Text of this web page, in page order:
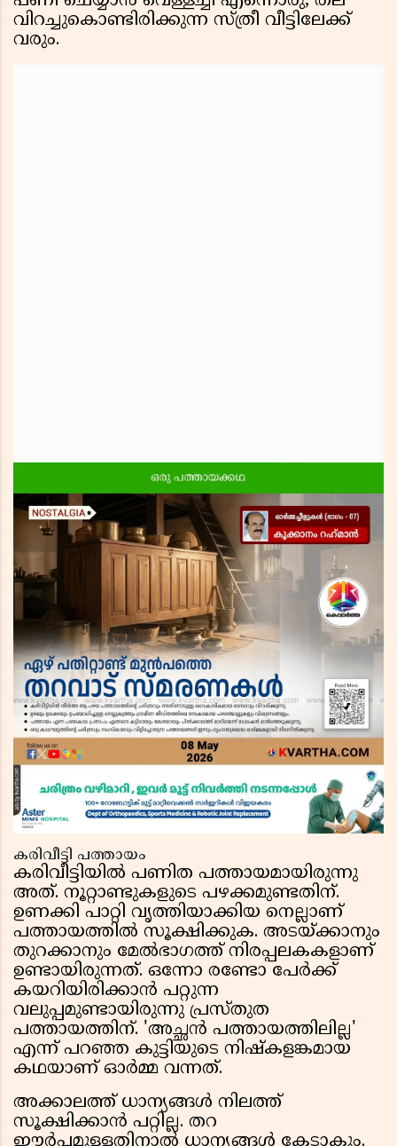
വിറച്ചുകൊണ്ടിരിക്കുന്ന സ്ത്രീ വീട്ടിലേക്ക്
വരും.
കരിവീട്ടി പത്തായം
കരിവീട്ടിയിൽ പണിത പത്തായമായിരുന്നു
അത്. നൂറ്റാണ്ടുകളുടെ പഴക്കമുണ്ടതിന്.
ഉണക്കി പാറ്റി വൃത്തിയാക്കിയ നെല്ലാണ്
പത്തായത്തിൽ സൂക്ഷിക്കുക. അടയ്ക്കാനും
തുറക്കാനും മേൽഭാഗത്ത് നിരപ്പലകകളാണ്
ഉണ്ടായിരുന്നത്. ഒന്നോ രണ്ടോ പേർക്ക്
കയറിയിരിക്കാൻ പറ്റുന്ന
വലുപ്പമുണ്ടായിരുന്നു പ്രസ്തുത
പത്തായത്തിന്. 'അച്ഛൻ പത്തായത്തിലില്ല'
എന്ന് പറഞ്ഞ കുട്ടിയുടെ നിഷ്കളങ്കമായ
കഥയാണ് ഓർമ്മ വന്നത്.
അക്കാലത്ത് ധാന്യങ്ങൾ നിലത്ത്
സൂക്ഷിക്കാൻ പറ്റില്ല. തറ